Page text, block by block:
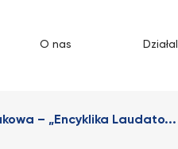
O nas
– „Encyklika Laudato...